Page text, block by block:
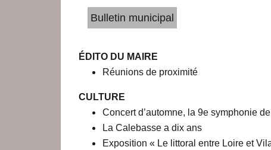
Bulletin municipal
ÉDITO DU MAIRE
Réunions de proximité
CULTURE
Concert d’automne, la 9e symphonie
La Calebasse a dix ans
Exposition « Le littoral entre Loire et